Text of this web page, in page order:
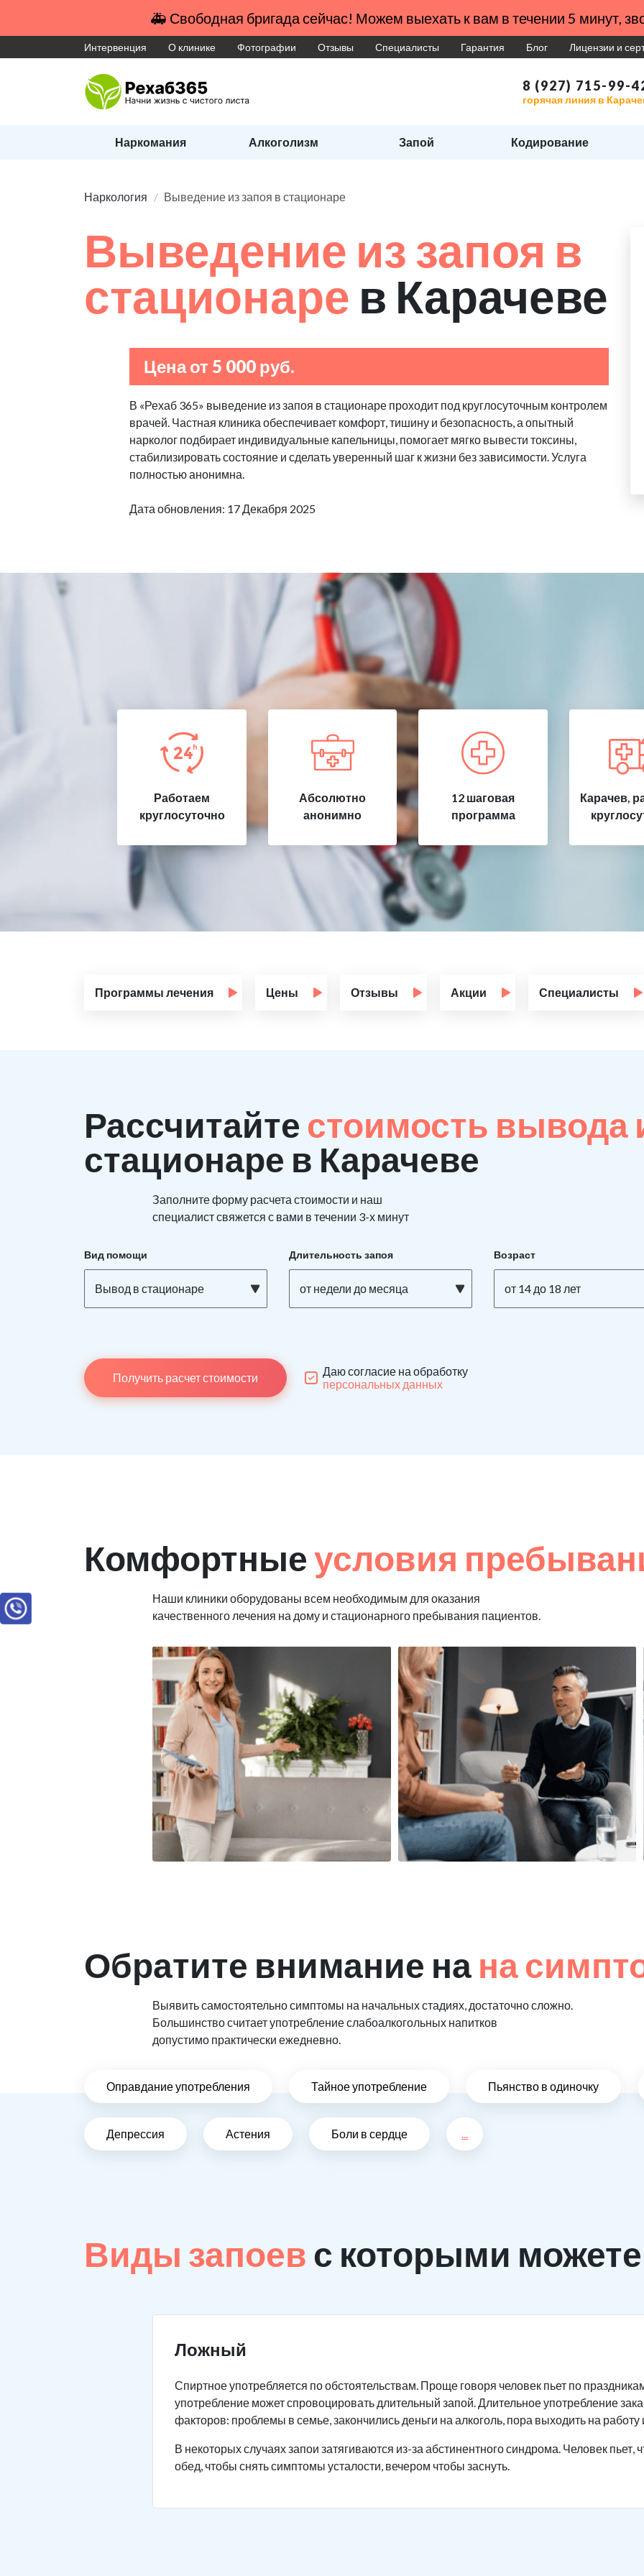
🚑 Свободная бригада сейчас! Можем выехать к вам в течении 5 минут,
Интервенция О клинике Фотографии Отзывы Специалисты Гарантия Блог Лицензии и
8 (927) 715-99-
горячая линия в
Наркомания Алкоголизм Запой Кодирование
Наркология Выведение из запоя в стационаре
Выведение из запоя в
стационаре в Карачеве
Цена от 5 000 руб.
В «Рехаб 365» выведение из запоя в стационаре проходит под круглосуточным контролем
врачей. Частная клиника обеспечивает комфорт, тишину и безопасность, а опытный
нарколог подбирает индивидуальные капельницы, помогает мягко вывести токсины,
стабилизировать состояние и сделать уверенный шаг к жизни без зависимости. Услуга
полностью анонимна.
Дата обновления: 17 Декабря 2025
Работаем
круглосуточно
Абсолютно
анонимно
12 шаговая
программа
Карачев,
Программы лечения Цены Отзывы Акции Специалисты
Рассчитайте стоимость вывода
стационаре в Карачеве
Заполните форму расчета стоимости и наш
специалист свяжется с вами в течении 3-х минут
Вид помощи
Вывод в стационаре
Длительность запоя
от недели до месяца
Возраст
от 14 до 18 лет
Получить расчет стоимости
Даю согласие на обработку
персональных данных
Комфортныеусловия
Наши клиники оборудованы всем необходимым для оказания
качественного лечения на дому и стационарного пребывания пациентов.
Обратите внимание на на
Выявить самостоятельно симптомы на начальных стадиях, достаточно сложно.
Большинство считает употребление слабоалкогольных напитков
допустимо практически ежедневно.
Оправдание употребления Тайное употребление Пьянство в одиночку
Депрессия Астения Боли в сердце ...
Виды запоев с которыми
Ложный
Спиртное употребляется по обстоятельствам. Проще говоря человек пьет по
употребление может спровоцировать длительный запой. Длительное употребление
факторов: проблемы в семье, закончились деньги на алкоголь, пора выходить на работу
В некоторых случаях запои затягиваются из-за абстинентного синдрома. Человек пьет,
обед, чтобы снять симптомы усталости, вечером чтобы заснуть.